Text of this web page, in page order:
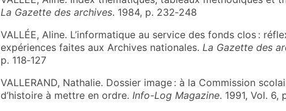
La Gazette des archives. 1984, p. 232‑248
VALLÉE, Aline. L’informatique au service des fonds clos :
expériences faites aux Archives nationales. La Gazette des
p. 118‑127
VALLERAND, Nathalie. Dossier image : à la Commission
d’histoire à mettre en ordre. Info-Log Magazine. 1991, Vol. 6,